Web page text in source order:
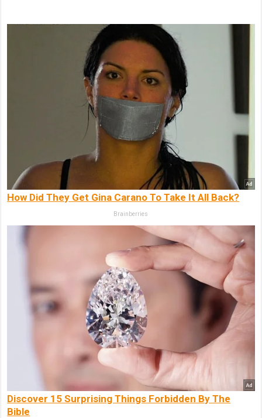
How Did They Get Gina Carano To Take It All Back?
Brainberries
Discover 15 Surprising Things Forbidden By The
Bible